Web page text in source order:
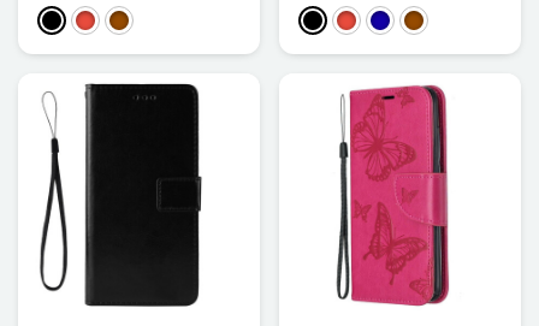
NegroRojoMarrón NegroRojoAzul oscuro
Marrón